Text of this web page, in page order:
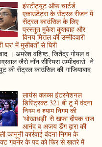
इंस्टीट्यूट ऑफ चार्टर्ड
एकाउंटेंट्स के सेंट्रल रीजन में
सेंट्रल काउंसिल के लिए
प्रस्तुत मुकेश कुशवाह और
विनय मित्तल की उम्मीदवारी
घर' में मुसीबतों से घिरी
। अमरेश वशिष्ट, जितेंद्र गोयल व
जैसे नॉन सीरियस उम्मीदवारों ने
की सेंट्रल काउंसिल की गाजियाबाद
लायंस क्लब्स इंटरनेशनल
डिस्ट्रिक्ट 321 बी टू में वंदना
निगम व श्याम निगम की
'धोखाधड़ी' से खफा दीपक राज
आनंद व अजय डैंग द्वारा की
कानूनी कार्रवाई वंदना निगम के
गवर्नर के पद को फिर से खतरे में